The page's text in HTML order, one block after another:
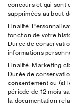
concours et qui sont
supprimées au bout
Finalité:
fonction de votre
Durée de
informations
Finalité: Marketing
Durée de
consentement ou (si
période de 12 mois
la documentation